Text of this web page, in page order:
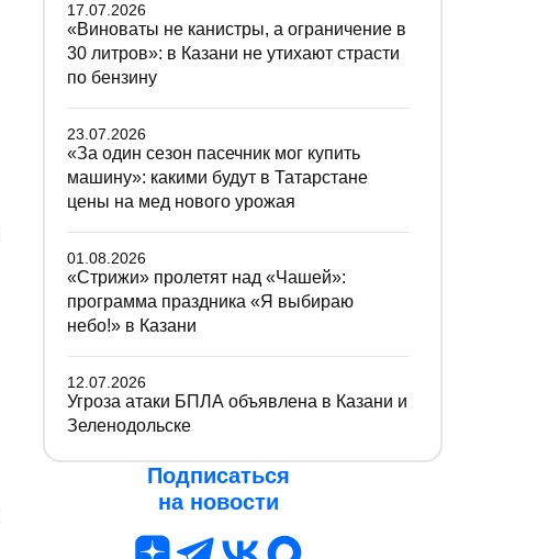
17.07.2026
«Виноваты не канистры, а ограничение в
30 литров»: в Казани не утихают страсти
по бензину
23.07.2026
«За один сезон пасечник мог купить
машину»: какими будут в Татарстане
цены на мед нового урожая
01.08.2026
«Стрижи» пролетят над «Чашей»:
программа праздника «Я выбираю
небо!» в Казани
12.07.2026
Угроза атаки БПЛА объявлена в Казани и
Зеленодольске
Подписаться
на новости